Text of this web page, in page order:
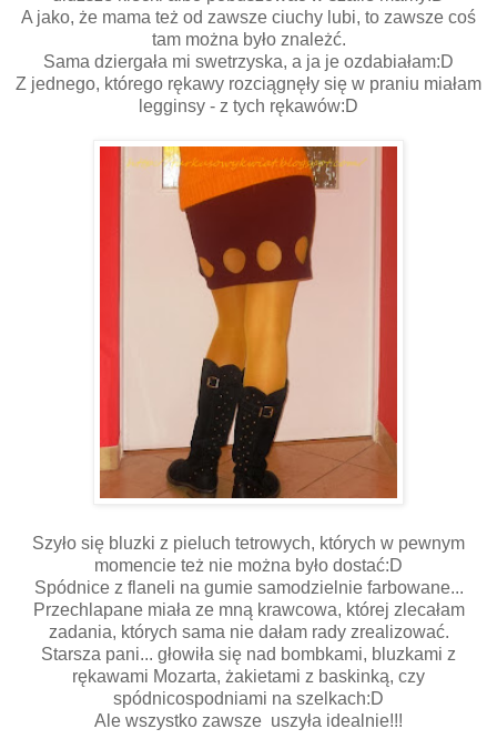
A jako, że mama też od zawsze ciuchy lubi, to zawsze coś
tam można było znależć.
Sama dziergała mi swetrzyska, a ja je ozdabiałam:D
Z jednego, którego rękawy rozciągnęły się w praniu miałam
legginsy - z tych rękawów:D
Szyło się bluzki z pieluch tetrowych, których w pewnym
momencie też nie można było dostać:D
Spódnice z flaneli na gumie samodzielnie farbowane...
Przechlapane miała ze mną krawcowa, której zlecałam
zadania, których sama nie dałam rady zrealizować.
Starsza pani... głowiła się nad bombkami, bluzkami z
rękawami Mozarta, żakietami z baskinką, czy
spódnicospodniami na szelkach:D
Ale wszystko zawsze uszyła idealnie!!!